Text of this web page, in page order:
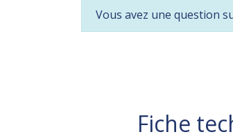
Vous avez une question
Fiche